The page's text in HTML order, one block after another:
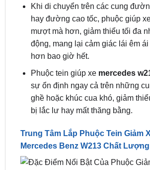
mượt mà hơn, giảm thiểu tối đa
động, mang lại cảm giác lái êm ái
hơn bao giờ hết.
Phuộc tein giúp xemercedes
sự ổn định ngay cả trên những
ghề hoặc khúc cua khó, giảm
bị lắc lư hay mất thăng bằng.
Trung Tâm Lắp Phuộc Tein Giảm
Trung Tâm Lắp Phuộc Tein Giảm